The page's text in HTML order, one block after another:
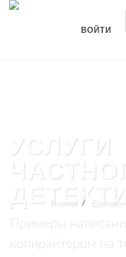
ВОЙТИ
УСЛУГИ
Примеры
копирайтером на
Главная Деловые